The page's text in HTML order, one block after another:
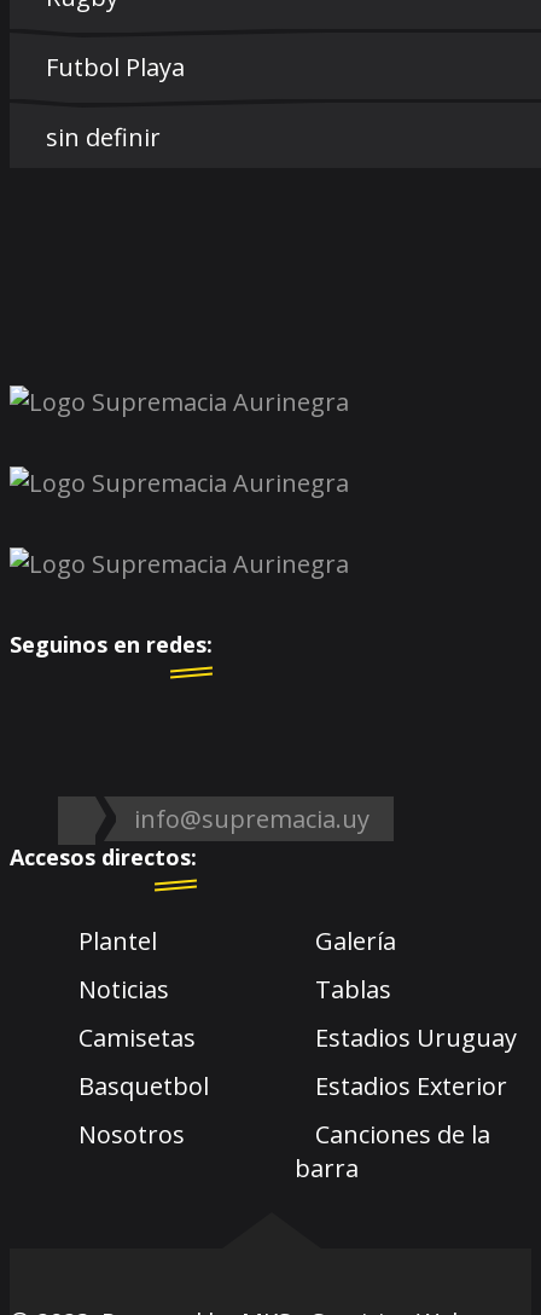
Futbol Playa
sin definir
Seguinos en redes:
info@supremacia.uy
Accesos directos:
Plantel
Galería
Noticias
Tablas
Camisetas
Estadios Uruguay
Basquetbol
Estadios Exterior
Nosotros
Canciones de la
barra